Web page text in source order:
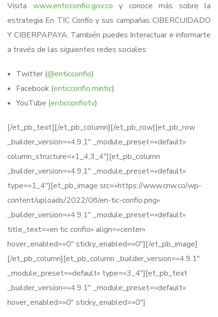
Visita www.enticconfio.gov.co y conoce más sobre la
estrategia En TIC Confío y sus campañas CIBERCUIDADO
Y CIBERPAPAYA. También puedes Interactuar e informarte
a través de las siguientes redes sociales:
Twitter (@enticconfio)
Facebook (enticconfio.mintic)
YouTube (enticconfiotv)
[/et_pb_text][/et_pb_column][/et_pb_row][et_pb_row
_builder_version=»4.9.1″ _module_preset=»default»
column_structure=»1_4,3_4″][et_pb_column
_builder_version=»4.9.1″ _module_preset=»default»
type=»1_4″][et_pb_image src=»https://www.cnw.co/wp-
content/uploads/2022/08/en-tic-confio.png»
_builder_version=»4.9.1″ _module_preset=»default»
title_text=»en tic confio» align=»center»
hover_enabled=»0″ sticky_enabled=»0″][/et_pb_image]
[/et_pb_column][et_pb_column _builder_version=»4.9.1″
_module_preset=»default» type=»3_4″][et_pb_text
_builder_version=»4.9.1″ _module_preset=»default»
hover_enabled=»0″ sticky_enabled=»0″]